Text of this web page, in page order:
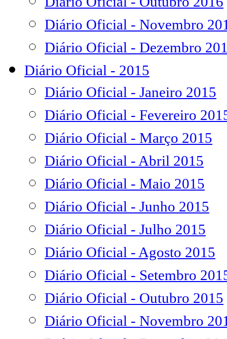
Diário Oficial - Novembro
Diário Oficial - Dezembro
Diário Oficial - 2015
Diário Oficial - Janeiro 2015
Diário Oficial - Fevereiro
Diário Oficial - Março 2015
Diário Oficial - Abril 2015
Diário Oficial - Maio 2015
Diário Oficial - Junho 2015
Diário Oficial - Julho 2015
Diário Oficial - Agosto 2015
Diário Oficial - Setembro
Diário Oficial - Outubro 2015
Diário Oficial - Novembro